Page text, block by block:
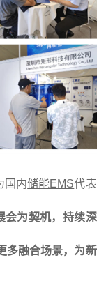
国内储能EMS代表
会为契机，持续深
多融合场景，为新